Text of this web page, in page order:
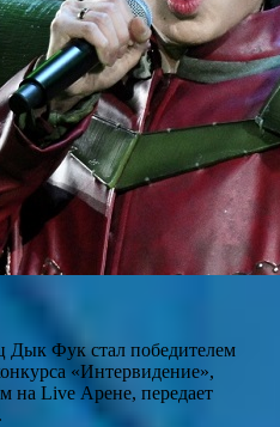
Дык Фук стал победителем
«Интервидение»,
на Live Арене, передает